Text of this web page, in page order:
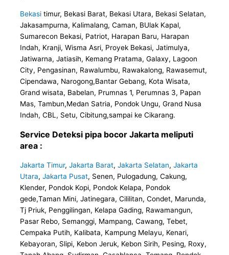
Bekasi timur, Bekasi Barat, Bekasi Utara, Bekasi Selatan,
Jakasampurna, Kalimalang, Caman, BUlak Kapal,
Sumarecon Bekasi, Patriot, Harapan Baru, Harapan
Indah, Kranji, Wisma Asri, Proyek Bekasi, Jatimulya,
Jatiwarna, Jatiasih, Kemang Pratama, Galaxy, Lagoon
City, Pengasinan, Rawalumbu, Rawakalong, Rawasemut,
Cipendawa, Narogong,Bantar Gebang, Kota Wisata,
Grand wisata, Babelan, Prumnas 1, Perumnas 3, Papan
Mas, Tambun,Medan Satria, Pondok Ungu, Grand Nusa
Indah, CBL, Setu, Cibitung,sampai ke Cikarang.
Service Deteksi pipa bocor Jakarta meliputi
area :
Jakarta Timur,Jakarta Barat,Jakarta Selatan,Jakarta
Utara,Jakarta Pusat, Senen, Pulogadung, Cakung,
Klender, Pondok Kopi, Pondok Kelapa, Pondok
gede,Taman Mini, Jatinegara, Cililitan, Condet, Marunda,
Tj Priuk, Penggilingan, Kelapa Gading, Rawamangun,
Pasar Rebo, Semanggi, Mampang, Cawang, Tebet,
Cempaka Putih, Kalibata, Kampung Melayu, Kenari,
Kebayoran, Slipi, Kebon Jeruk, Kebon Sirih, Pesing, Roxy,